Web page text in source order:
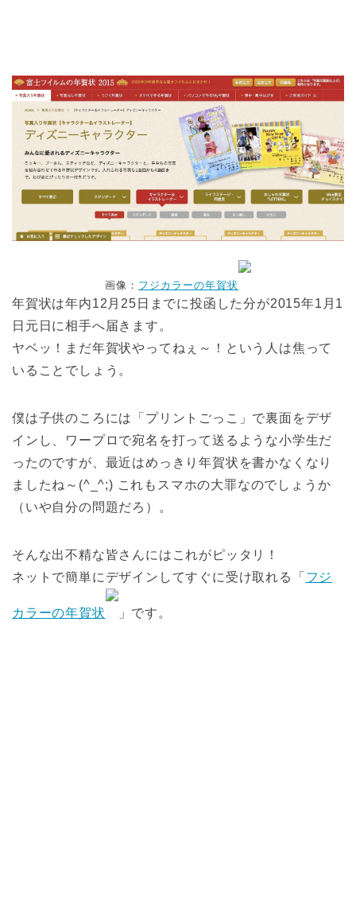
画像： フジカラーの年賀状
年賀状は年内12月25日までに投函した分が2015年1月1
日元日に相手へ届きます。
ヤベッ！まだ年賀状やってねぇ～！という人は焦って
いることでしょう。
僕は子供のころには「プリントごっこ」で裏面をデザ
インし、ワープロで宛名を打って送るような小学生だ
ったのですが、最近はめっきり年賀状を書かなくなり
ましたね～(^_^;) これもスマホの大罪なのでしょうか
（いや自分の問題だろ）。
そんな出不精な皆さんにはこれがピッタリ！
ネットで簡単にデザインしてすぐに受け取れる「 フジ
カラーの年賀状 」です。